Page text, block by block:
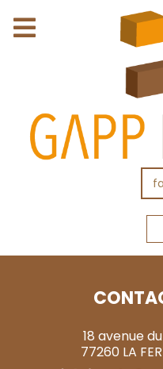
18 avenue
77260 LA